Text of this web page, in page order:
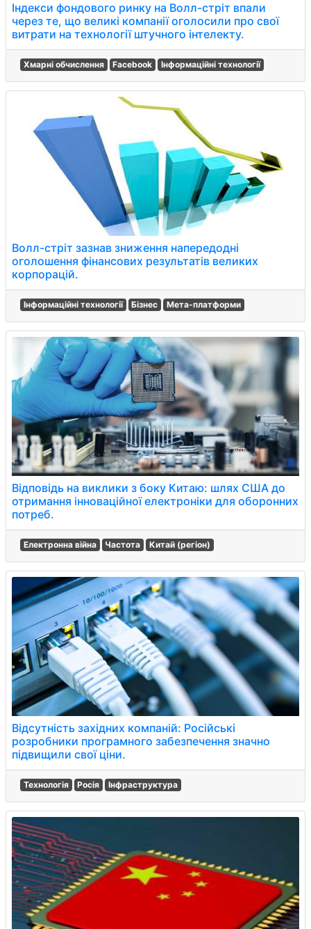
Індекси фондового ринку на Волл-стріт впали
через те, що великі компанії оголосили про свої
витрати на технології штучного інтелекту.
Хмарні обчислення Facebook Інформаційні технології
Волл-стріт зазнав зниження напередодні
оголошення фінансових результатів великих
корпорацій.
Інформаційні технології Бізнес Мета-платформи
Відповідь на виклики з боку Китаю: шлях США до
отримання інноваційної електроніки для оборонних
потреб.
Електронна війна Частота Китай (регіон)
Відсутність західних компаній: Російські
розробники програмного забезпечення значно
підвищили свої ціни.
Технологія Росія Інфраструктура